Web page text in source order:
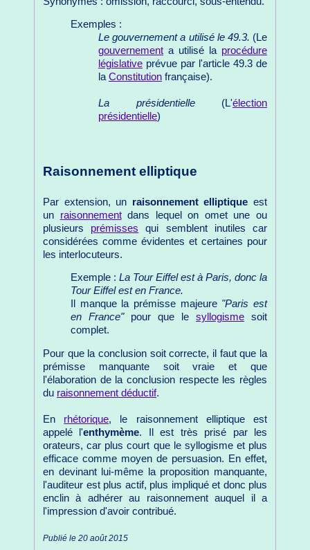
Exemples :
Le gouvernement a utilisé le 49.3. (Le
gouvernement a utilisé la procédure
législative prévue par l'article 49.3 de
laConstitution française).
La présidentielle(L'élection
présidentielle)
Raisonnement elliptique
Par extension, un raisonnement elliptique est
un raisonnementdans lequel on omet une ou
plusieurs prémisses qui semblent inutiles car
considérées comme évidentes et certaines pour
les interlocuteurs.
Exemple : La Tour Eiffel est à Paris, donc la
Tour Eiffel est en France.
Il manque la prémisse majeure "Paris est
en France"pour que le syllogisme soit
complet.
Pour que la conclusion soit correcte, il faut que la
prémisse manquante soit vraie et que
l'élaboration de la conclusion respecte les règles
du raisonnement déductif.
En rhétorique, le raisonnement elliptique est
appelé l'enthymème. Il est très prisé par les
orateurs, car plus court que le syllogisme et plus
efficace comme moyen de persuasion. En effet,
en devinant lui-même la proposition manquante,
l'auditeur est plus actif, plus impliqué et donc plus
enclin à adhérer au raisonnement auquel il a
l'impression d'avoir contribué.
Publié le 20 août 2015